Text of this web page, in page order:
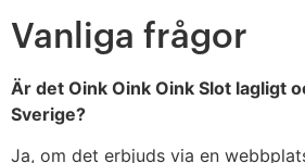
Vanliga frågor
Är det Oink Oink Oink Slot lagligt
Sverige?
Ja, om det erbjuds via en